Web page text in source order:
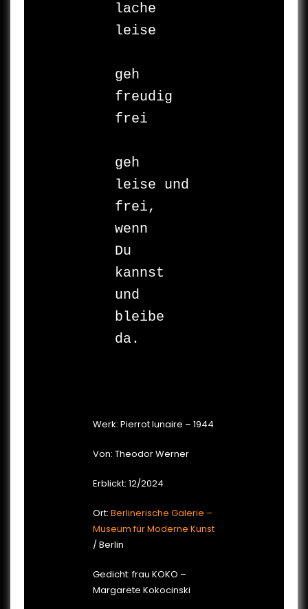
lache
leise
geh
freudig
frei
geh
leise und
frei,
wenn
Du
kannst
und
bleibe
da.
Werk: Pierrot lunaire – 1944
Von: Theodor Werner
Erblickt: 12/2024
Ort: Berlinerische Galerie –
Museum für Moderne Kunst
/ Berlin
Gedicht: frau KOKO –
Margarete Kokocinski